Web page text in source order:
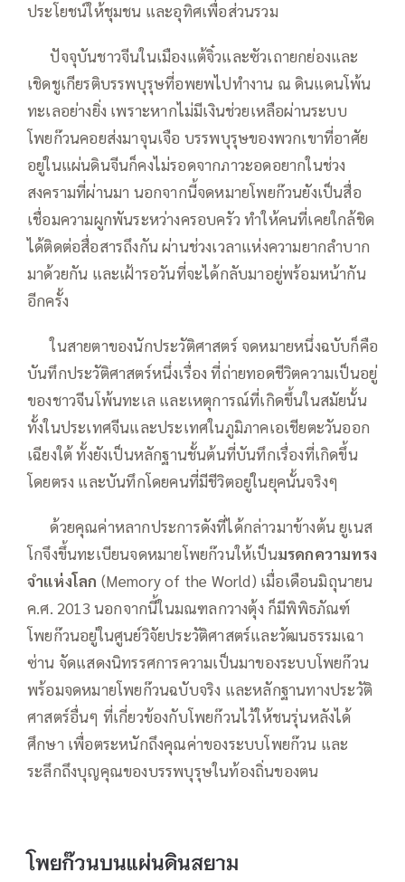
ประโยชน์ให้ชุมชน และอุทิศเพื่อส่วนรวม
—–ปัจจุบันชาวจีนในเมืองแต้จิ๋วและซัวเถายกย่องและ
เชิดชูเกียรติบรรพบุรุษที่อพยพไปทำงาน ณ ดินแดนโพ้น
ทะเลอย่างยิ่ง เพราะหากไม่มีเงินช่วยเหลือผ่านระบบ
โพยก๊วนคอยส่งมาจุนเจือ บรรพบุรุษของพวกเขาที่อาศัย
อยู่ในแผ่นดินจีนก็คงไม่รอดจากภาวะอดอยากในช่วง
สงครามที่ผ่านมา นอกจากนี้จดหมายโพยก๊วนยังเป็นสื่อ
เชื่อมความผูกพันระหว่างครอบครัว ทำให้คนที่เคยใกล้ชิด
ได้ติดต่อสื่อสารถึงกัน ผ่านช่วงเวลาแห่งความยากลำบาก
มาด้วยกัน และเฝ้ารอวันที่จะได้กลับมาอยู่พร้อมหน้ากัน
อีกครั้ง
—–ในสายตาของนักประวัติศาสตร์ จดหมายหนึ่งฉบับก็คือ
บันทึกประวัติศาสตร์หนึ่งเรื่อง ที่ถ่ายทอดชีวิตความเป็นอยู่
ของชาวจีนโพ้นทะเล และเหตุการณ์ที่เกิดขึ้นในสมัยนั้น
ทั้งในประเทศจีนและประเทศในภูมิภาคเอเชียตะวันออก
เฉียงใต้ ทั้งยังเป็นหลักฐานชั้นต้นที่บันทึกเรื่องที่เกิดขึ้น
โดยตรง และบันทึกโดยคนที่มีชีวิตอยู่ในยุคนั้นจริงๆ
—–ด้วยคุณค่าหลากประการดังที่ได้กล่าวมาข้างต้น ยูเนส
โกจึงขึ้นทะเบียนจดหมายโพยก๊วนให้เป็นมรดกความทรง
จำแห่งโลก (Memory of the World) เมื่อเดือนมิถุนายน
ค.ศ. 2013 นอกจากนี้ในมณฑลกวางตุ้ง ก็มีพิพิธภัณฑ์
โพยก๊วนอยู่ในศูนย์วิจัยประวัติศาสตร์และวัฒนธรรมเฉา
ซ่าน จัดแสดงนิทรรศการความเป็นมาของระบบโพยก๊วน
พร้อมจดหมายโพยก๊วนฉบับจริง และหลักฐานทางประวัติ
ศาสตร์อื่นๆ ที่เกี่ยวข้องกับโพยก๊วนไว้ให้ชนรุ่นหลังได้
ศึกษา เพื่อตระหนักถึงคุณค่าของระบบโพยก๊วน และ
ระลึกถึงบุญคุณของบรรพบุรุษในท้องถิ่นของตน
โพยก๊วนบนแผ่นดินสยาม